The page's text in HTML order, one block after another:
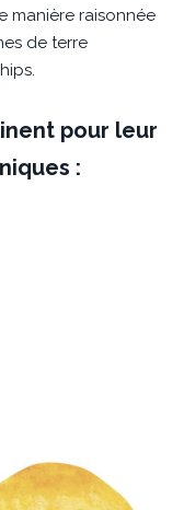
manière raisonnée
de terre
pour leur
: